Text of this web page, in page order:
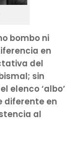
bombo ni
en
del
sin
elenco ‘albo’
diferente en
al